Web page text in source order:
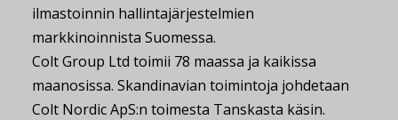
ilmastoinnin hallintajärjestelmien
markkinoinnista Suomessa.
Colt Group Ltd toimii 78 maassa ja kaikissa
maanosissa. Skandinavian toimintoja johdetaan
Colt Nordic ApS:n toimesta Tanskasta käsin.